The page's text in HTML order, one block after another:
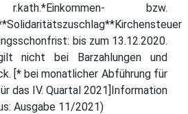
bzw.
bis zum 13.12.2020.
nicht bei Barzahlungen und
[* bei monatlicher Abführung für
das IV. Quartal 2021]Information
Ausgabe 11/2021)